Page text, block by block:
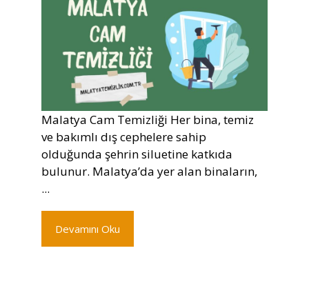
Malatya Cam Temizliği Her bina, temiz
ve bakımlı dış cephelere sahip
olduğunda şehrin siluetine katkıda
bulunur. Malatya’da yer alan binaların,
...
Devamını Oku